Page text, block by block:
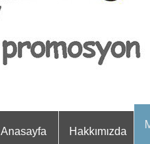
Anasayfa Hakkımızda